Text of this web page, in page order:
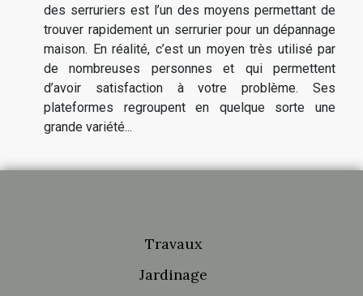
des serruriers est l’un des moyens permettant de
trouver rapidement un serrurier pour un dépannage
maison. En réalité, c’est un moyen très utilisé par
de nombreuses personnes et qui permettent
d’avoir satisfaction à votre problème. Ses
plateformes regroupent en quelque sorte une
grande variété...
Travaux
Jardinage